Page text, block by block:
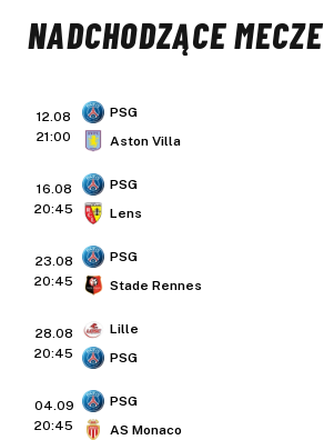
NADCHODZĄCE MECZE
12.08
21:00
PSG
Aston Villa
16.08
20:45
PSG
Lens
23.08
20:45
PSG
Stade Rennes
28.08
20:45
Lille
PSG
04.09
20:45
PSG
AS Monaco